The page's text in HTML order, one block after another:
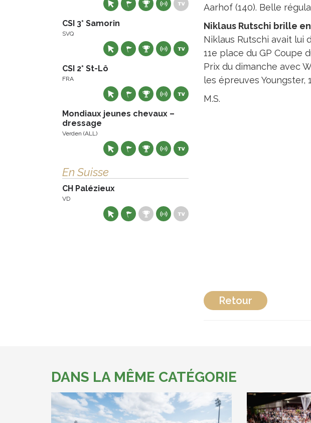
Aarhof (140). Belle
Niklaus Rutschi brille
Niklaus Rutschi avait lui
11e place du GP Coupe
Prix du dimanche avec
les épreuves Youngster,
M.S.
Retour
CSI 3* Samorin
SVQ
CSI 2* St-Lô
FRA
Mondiaux jeunes chevaux –
dressage
Verden (ALL)
En Suisse
CH Palézieux
VD
DANS LA MÊME CATÉGORIE